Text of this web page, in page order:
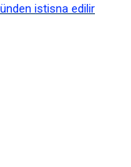
istisna edilir